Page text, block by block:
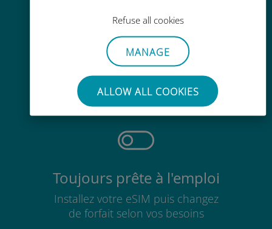
Refuse all cookies
MANAGE
ALLOW ALL COOKIES
Sans effort
Pas besoin de retirer votre carte
SIM existante
Toujours prête à l'emploi
Installez votre eSIM puis changez
de forfait selon vos besoins